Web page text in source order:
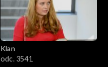
Klan
odc. 3541